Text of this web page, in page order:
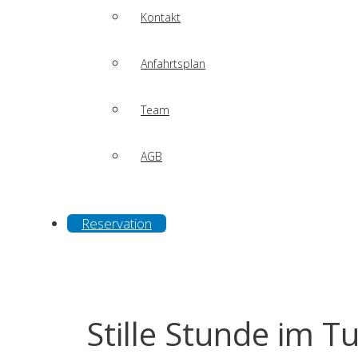
Kontakt
Anfahrtsplan
Team
AGB
Reservation
Stille Stunde im